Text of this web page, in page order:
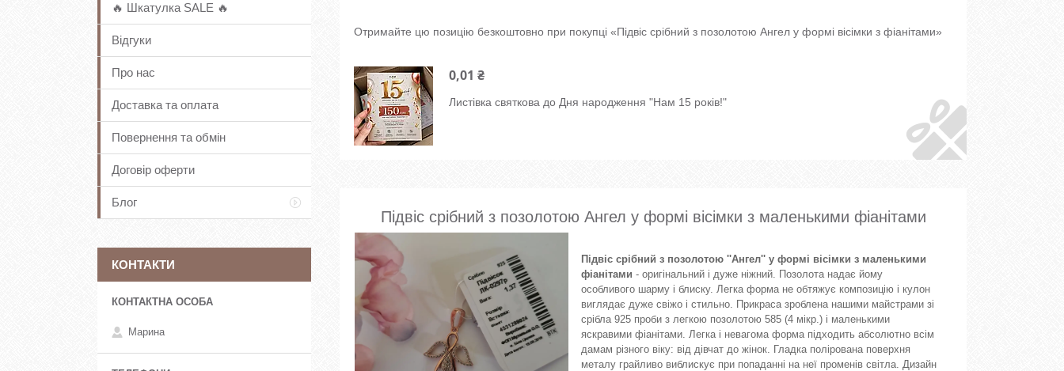
Отримайте цю позицію безкоштовно при покупці «Підвіс срібний з позолотою Ангел у формі вісімки з фіанітами»
0,01 ₴
Листівка святкова до Дня народження "Нам 15 років!"
Підвіс срібний з позолотою Ангел у формі вісімки з маленькими фіанітами
Підвіс срібний з позолотою ''Ангел'' у формі вісімки з маленькими
фіанітами - оригінальний і дуже ніжний. Позолота надає йому
особливого шарму і блиску. Легка форма не обтяжує композицію і кулон
виглядає дуже свіжо і стильно. Прикраса зроблена нашими майстрами зі
срібла 925 проби з легкою позолотою 585 (4 мікр.) і маленькими
яскравими фіанітами. Легка і невагома форма підходить абсолютно всім
дамам різного віку: від дівчат до жінок. Гладка полірована поверхня
металу грайливо виблискує при попаданні на неї променів світла. Дизайн
🔥 Шкатулка SALE 🔥
Відгуки
Про нас
Доставка та оплата
Повернення та обмін
Договір оферти
Блог
КОНТАКТИ
Марина